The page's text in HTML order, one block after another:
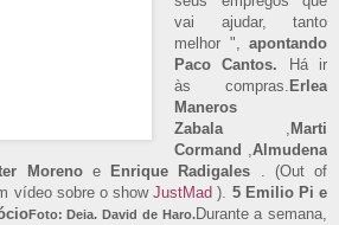
vai ajudar, tanto
melhor ", apontando
Paco Cantos. Há ir
às compras. Erlea
Maneros
Zabala, Marti
Cormand ,Almudena
Morenoe Enrique Radigales . (Out of
vídeo sobre o showJustMad ). 5 Emilio Pi e
Foto: Deia. David de Haro.Durante a semana,